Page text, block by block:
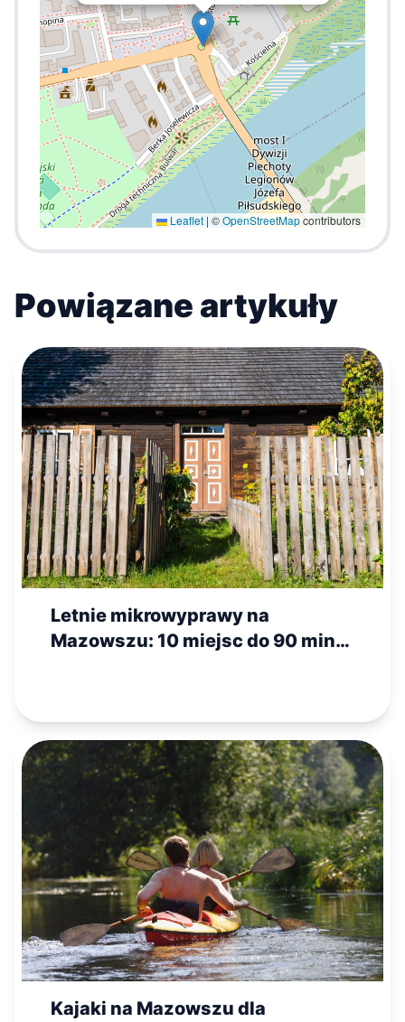
Leaflet | ©OpenStreetMapcontributors
Powiązane artykuły
Letnie mikrowyprawy na
Mazowszu: 10 miejsc do 90 minut
Kajaki na Mazowszu dla